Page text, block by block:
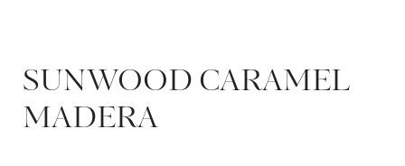
SUNWOOD CARAMEL
MADERA